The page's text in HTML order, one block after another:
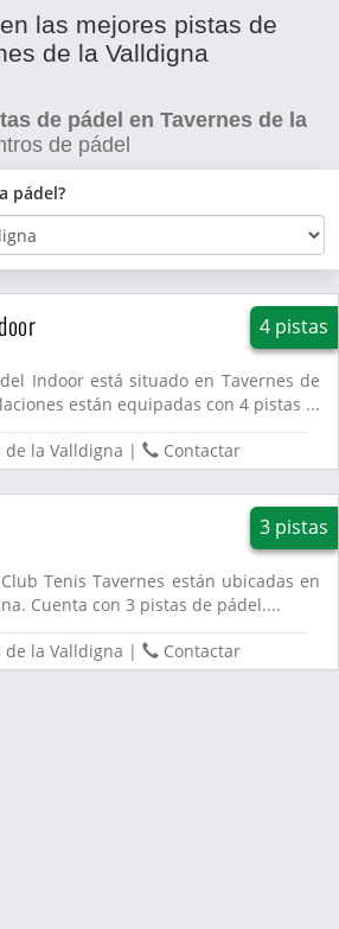
las mejores pistas de
de la Valldigna
de pádel en Tavernes de la
de pádel
pádel?
4 pistas
Indoor está situado en Tavernes de
están equipadas con 4 pistas ...
de la Valldigna | Contactar
3 pistas
Tenis Tavernes están ubicadas en
Cuenta con 3 pistas de pádel....
de la Valldigna | Contactar